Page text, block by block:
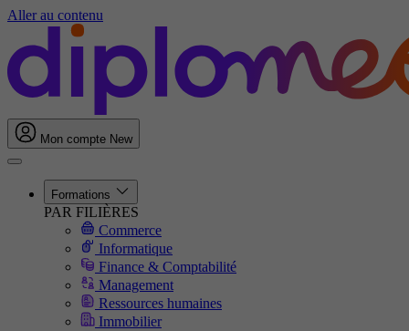
Aller au contenu
Mon compte New
Formations
PAR FILIÈRES
Commerce
Informatique
Finance & Comptabilité
Management
Ressources humaines
Immobilier